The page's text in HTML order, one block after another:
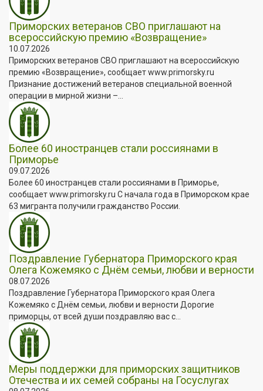
Приморских ветеранов СВО приглашают на
всероссийскую премию «Возвращение»
10.07.2026
Приморских ветеранов СВО приглашают на всероссийскую
премию «Возвращение», сообщает www.primorsky.ru
Признание достижений ветеранов специальной военной
операции в мирной жизни –...
Более 60 иностранцев стали россиянами в
Приморье
09.07.2026
Более 60 иностранцев стали россиянами в Приморье,
сообщает www.primorsky.ru С начала года в Приморском крае
63 мигранта получили гражданство России.
Поздравление Губернатора Приморского края
Олега Кожемяко с Днём семьи, любви и верности
08.07.2026
Поздравление Губернатора Приморского края Олега
Кожемяко с Днём семьи, любви и верности Дорогие
приморцы, от всей души поздравляю вас с...
Меры поддержки для приморских защитников
Отечества и их семей собраны на Госуслугах